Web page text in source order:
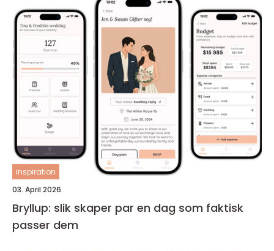
inspiration
03. April 2026
Bryllup: slik skaper par en dag som faktisk
passer dem